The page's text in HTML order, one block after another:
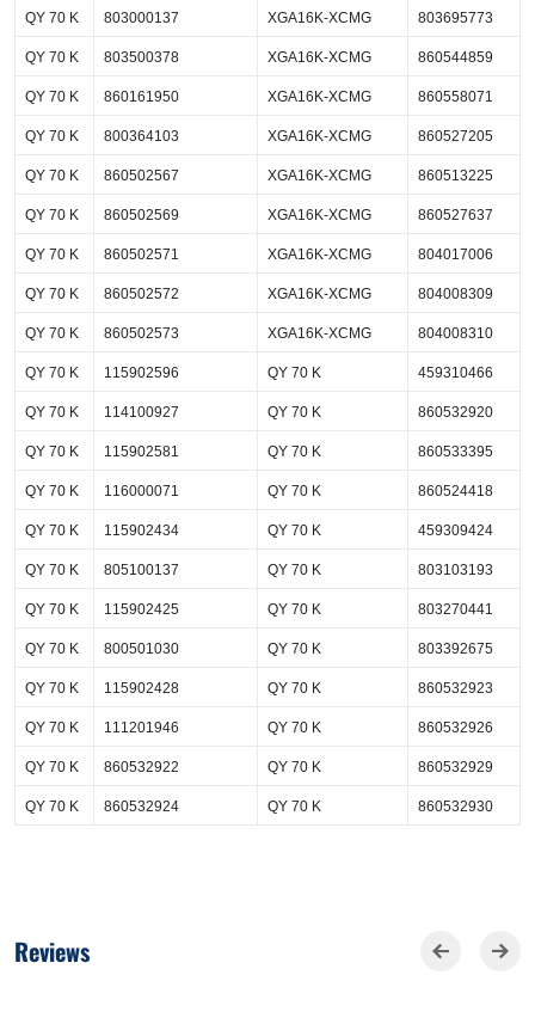
QY 70 K 803000137 XGA16K-XCMG 803695773
QY 70 K 803500378 XGA16K-XCMG 860544859
QY 70 K 860161950 XGA16K-XCMG 860558071
QY 70 K 800364103 XGA16K-XCMG 860527205
QY 70 K 860502567 XGA16K-XCMG 860513225
QY 70 K 860502569 XGA16K-XCMG 860527637
QY 70 K 860502571 XGA16K-XCMG 804017006
QY 70 K 860502572 XGA16K-XCMG 804008309
QY 70 K 860502573 XGA16K-XCMG 804008310
QY 70 K 115902596 QY 70 K 459310466
QY 70 K 114100927 QY 70 K 860532920
QY 70 K 115902581 QY 70 K 860533395
QY 70 K 116000071 QY 70 K 860524418
QY 70 K 115902434 QY 70 K 459309424
QY 70 K 805100137 QY 70 K 803103193
QY 70 K 115902425 QY 70 K 803270441
QY 70 K 800501030 QY 70 K 803392675
QY 70 K 115902428 QY 70 K 860532923
QY 70 K 111201946 QY 70 K 860532926
QY 70 K 860532922 QY 70 K 860532929
QY 70 K 860532924 QY 70 K 860532930
Reviews